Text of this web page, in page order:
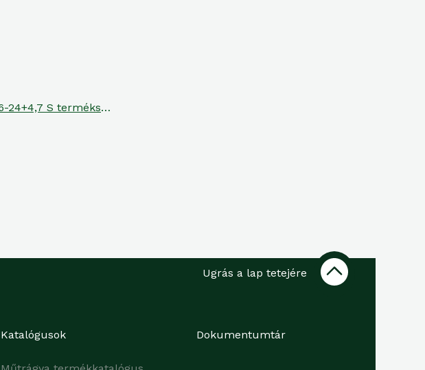
Genezis NPK 8-16-24+4,7 S termékspecifikáció
Ugrás a lap tetejére
Katalógusok Dokumentumtár